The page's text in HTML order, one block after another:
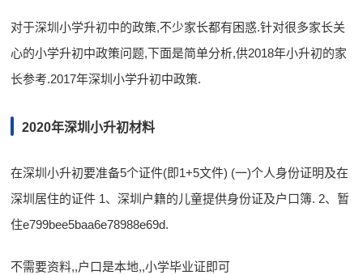
对于深圳小学升初中的政策,不少家长都有困惑.针对很多家长关
心的小学升初中政策问题,下面是简单分析,供2018年小升初的家
长参考.2017年深圳小学升初中政策.
2020年深圳小升初材料
在深圳小升初要准备5个证件(即1+5文件) (一)个人身份证明及在
深圳居住的证件 1、深圳户籍的儿童提供身份证及户口簿. 2、暂
住e799bee5baa6e78988e69d.
不需要资料,,户口是本地,,小学毕业证即可